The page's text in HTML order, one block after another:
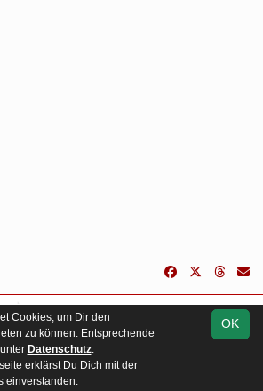
soccero.de
Kontakt
Datenschutz
OK
Cookies, um Dir den
zu können. Entsprechende
Datenschutz.
erklärst Du Dich mit der
einverstanden.